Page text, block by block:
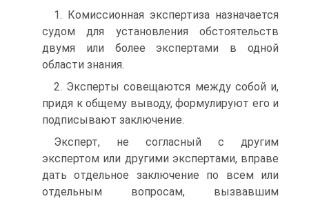
1. Комиссионная экспертиза назначается
судом для установления обстоятельств
двумя или более экспертами в одной
области знания.
2. Эксперты совещаются между собой и,
придя к общему выводу, формулируют его и
подписывают заключение.
Эксперт, не согласный с другим
экспертом или другими экспертами, вправе
дать отдельное заключение по всем или
отдельным вопросам, вызвавшим